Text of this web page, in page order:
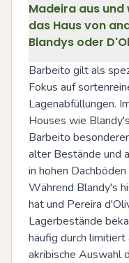
Madeira aus
das Haus von
Blandys oder
Barbeito gilt als
Fokus auf
Lagenabfüllungen.
Houses wie
Barbeito
alter Bestände und
in hohen
Während Blandy's
hat und Pereira
Lagerbestände
häufig durch
akribische Auswahl